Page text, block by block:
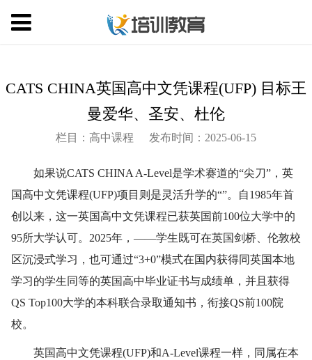
CATS CHINA英国高中文凭课程(UFP) 目标王
曼爱华、圣安、杜伦
栏目：高中课程 发布时间：2025-06-15
如果说CATS CHINA A-Level是学术赛道的“尖刀”，英
国高中文凭课程(UFP)项目则是灵活升学的“”。自1985年首
创以来，这一英国高中文凭课程已获英国前100位大学中的
95所大学认可。2025年，——学生既可在英国剑桥、伦敦校
区沉浸式学习，也可通过“3+0”模式在国内获得同英国本地
学习的学生同等的英国高中毕业证书与成绩单，并且获得
QS Top100大学的本科联合录取通知书，衔接QS前100院
校。
英国高中文凭课程(UFP)和A-Level课程一样，同属在本